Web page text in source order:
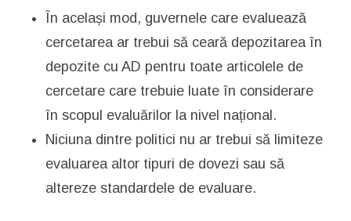
În același mod, guvernele care evaluează
cercetarea ar trebui să ceară depozitarea în
depozite cu AD pentru toate articolele de
cercetare care trebuie luate în considerare
în scopul evaluărilor la nivel național.
Niciuna dintre politici nu ar trebui să limiteze
evaluarea altor tipuri de dovezi sau să
altereze standardele de evaluare.